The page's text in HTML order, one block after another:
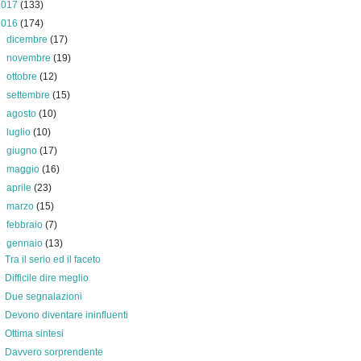
(133)
(174)
dicembre(17)
novembre(19)
ottobre(12)
settembre(15)
agosto(10)
luglio(10)
giugno(17)
maggio(16)
aprile(23)
marzo(15)
febbraio(7)
gennaio(13)
Tra il serio ed il faceto
Difficile dire meglio
Due segnalazioni
Devono diventare ininfluenti
Ottima sintesi
Davvero sorprendente